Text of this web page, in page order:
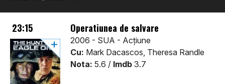
23:15 Operatiunea de salvare
2006 - SUA - Acţiune
Cu: Mark Dacascos, Theresa Randle
Nota: 5.6 / Imdb 3.7